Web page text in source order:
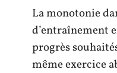
La monotonie
d’entraînement
progrès
même exercice